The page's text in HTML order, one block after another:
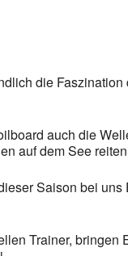
die
auch die
auf dem See
Saison bei uns
Trainer, bringen